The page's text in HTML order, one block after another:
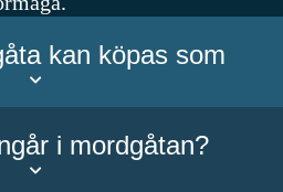
kan köpas som
i mordgåtan?